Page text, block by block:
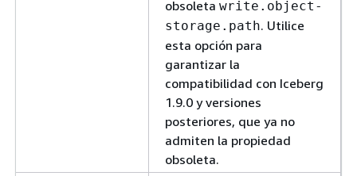
obsoleta write.object-
storage.path. Utilice
esta opción para
garantizar la
compatibilidad con Iceberg
1.9.0 y versiones
posteriores, que ya no
admiten la propiedad
obsoleta.